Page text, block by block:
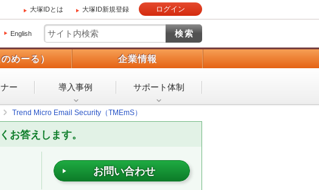
大塚IDとは 大塚ID新規登録 ログイン
English
めーる） 企業情報
ー 導入事例 サポート体制
Trend Micro Email Security（TMEmS）
お答えします。
お問い合わせ